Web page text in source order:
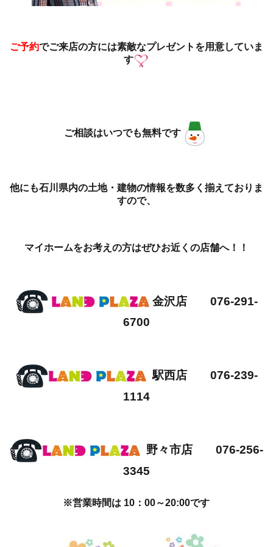
ご予約でご来店の方には素敵なプレゼントを用意していま
す
ご相談はいつでも無料です
他にも石川県内の土地・建物の情報を数多く揃えておりま
すので、
マイホームをお考えの方はぜひお近くの店舗へ！！
金沢店 076-291-
6700
駅西店 076-239-
1114
野々市店 076-256-
3345
※営業時間は 10：00～20:00です